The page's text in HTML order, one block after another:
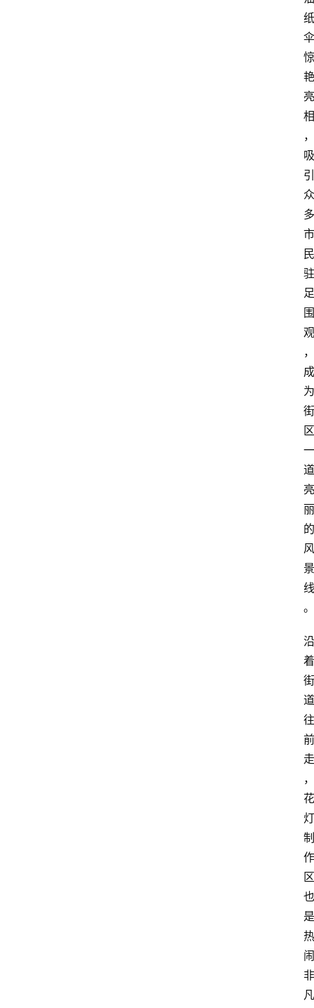
纸
伞
惊
艳
亮
相
，
吸
引
众
多
市
民
驻
足
围
观
，
成
为
街
区
一
道
亮
丽
的
风
景
线
。
沿
着
街
道
往
前
走
，
花
灯
制
作
区
也
是
热
闹
非
凡